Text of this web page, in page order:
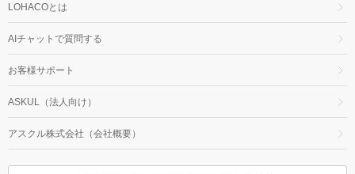
LOHACOとは
AIチャットで質問する
お客様サポート
ASKUL（法人向け）
アスクル株式会社（会社概要）